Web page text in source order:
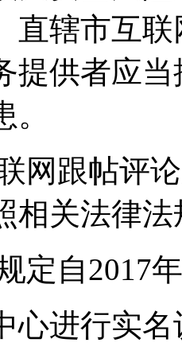
直辖市互
提供者应
网跟帖评
相关法律
定自2017
心进行实名